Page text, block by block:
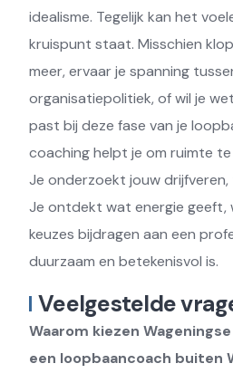
idealisme. Tegelijk kan het
kruispunt staat. Misschien
meer, ervaar je spanning
organisatiepolitiek, of wil je
past bij deze fase van je
coaching helpt je om ruimte
Je onderzoekt jouw
Je ontdekt wat energie geeft,
keuzes bijdragen aan een
duurzaam en betekenisvol is.
Veelgestelde
Waarom kiezen
een loopbaancoach buiten